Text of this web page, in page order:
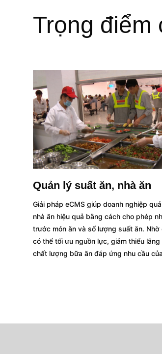
Trọng điểm
Quản lý suất ăn, nhà ăn
Giải pháp eCMS giúp doanh nghiệp
nhà ăn hiệu quả bằng cách cho phép
trước món ăn và số lượng suất ăn. Nhờ
có thể tối ưu nguồn lực, giảm thiểu
chất lượng bữa ăn đáp ứng nhu cầu